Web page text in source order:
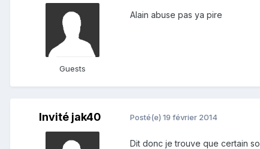
Guests
Alain abuse pas ya pire
Invité jak40 Posté(e) 19 février 2014
Dit donc je trouve que certain